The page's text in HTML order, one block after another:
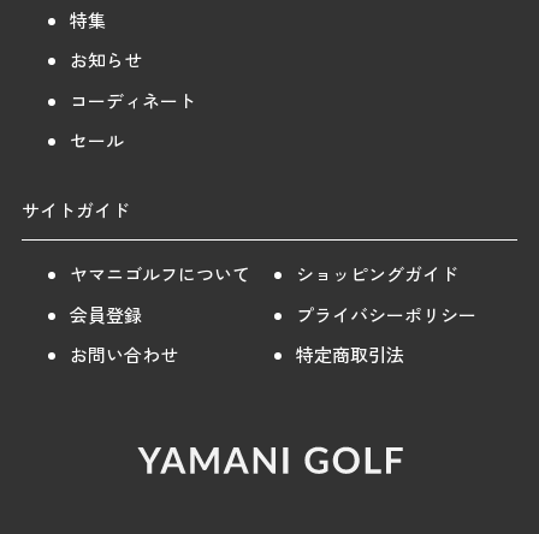
特集
お知らせ
コーディネート
セール
サイトガイド
ヤマニゴルフについて
ショッピングガイド
会員登録
プライバシーポリシー
お問い合わせ
特定商取引法